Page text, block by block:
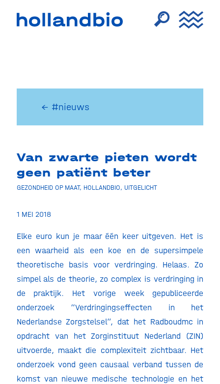
← #nieuws
Van zwarte pieten wordt
geen patiënt beter
GEZONDHEID OP MAAT, HOLLANDBIO, UITGELICHT
1 MEI 2018
Elke euro kun je maar één keer uitgeven. Het is
een waarheid als een koe en de supersimpele
theoretische basis voor verdringing. Helaas. Zo
simpel als de theorie, zo complex is verdringing in
de praktijk. Het vorige week gepubliceerde
onderzoek “Verdringingseffecten in het
Nederlandse Zorgstelsel”, dat het Radboudmc in
opdracht van het Zorginstituut Nederland (ZIN)
uitvoerde, maakt die complexiteit zichtbaar. Het
onderzoek vond geen causaal verband tussen de
komst van nieuwe medische technologie en het